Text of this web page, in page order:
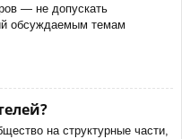
— не допускать
обсуждаемым темам
на структурные части,